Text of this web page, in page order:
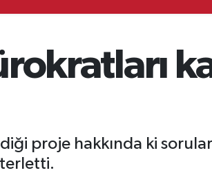
proje hakkında ki
terletti.